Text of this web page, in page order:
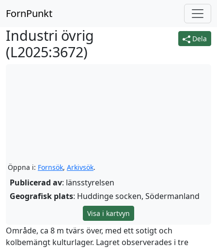
FornPunkt
Dela
Industri övrig
(L2025:3672)
Öppna i: Fornsök, Arkivsök.
Publicerad av: länsstyrelsen
Geografisk plats: Huddinge socken, Södermanland
Visa i kartvyn
Område, ca 8 m tvärs över, med ett sotigt och
kolbemängt kulturlager. Lagret observerades i tre